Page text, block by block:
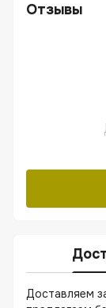
Отзывы
Доставляем